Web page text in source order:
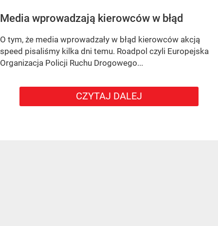
Media wprowadzają kierowców w błąd
O tym, że media wprowadzały w błąd kierowców akcją
speed pisaliśmy kilka dni temu. Roadpol czyli Europejska
Organizacja Policji Ruchu Drogowego...
CZYTAJ DALEJ